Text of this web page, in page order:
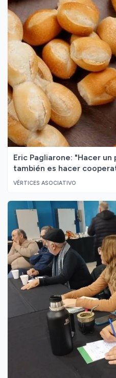
Eric Pagliarone: "Hacer
también es hacer
VÉRTICES ASOCIATIVO